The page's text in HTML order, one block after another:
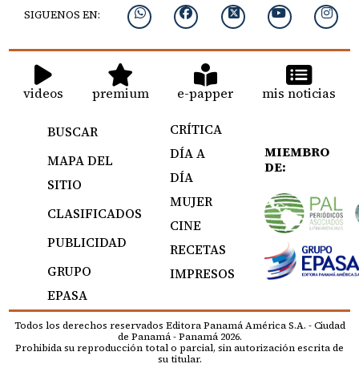
SIGUENOS EN:
videos premium e-papper mis noticias
BUSCAR
MAPA DEL
SITIO
CLASIFICADOS
PUBLICIDAD
GRUPO
EPASA
CRÍTICA
DÍA A
DÍA
MUJER
CINE
RECETAS
IMPRESOS
MIEMBRO
DE:
Todos los derechos reservados Editora Panamá América S.A. - Ciudad
de Panamá - Panamá 2026.
Prohibida su reproducción total o parcial, sin autorización escrita de
su titular.